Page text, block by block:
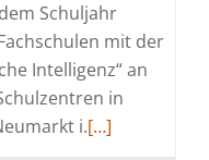
Schuljahr
mit der
Intelligenz“ an
in
i.Read
[…]